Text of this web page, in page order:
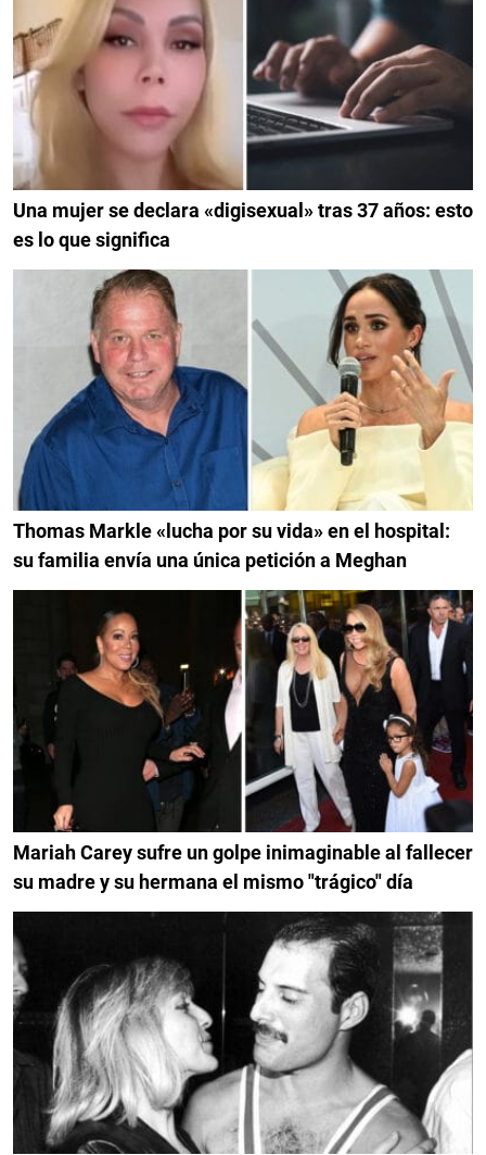
Una mujer se declara «digisexual» tras 37 años: esto
es lo que significa
Thomas Markle «lucha por su vida» en el hospital:
su familia envía una única petición a Meghan
Mariah Carey sufre un golpe inimaginable al fallecer
su madre y su hermana el mismo "trágico" día